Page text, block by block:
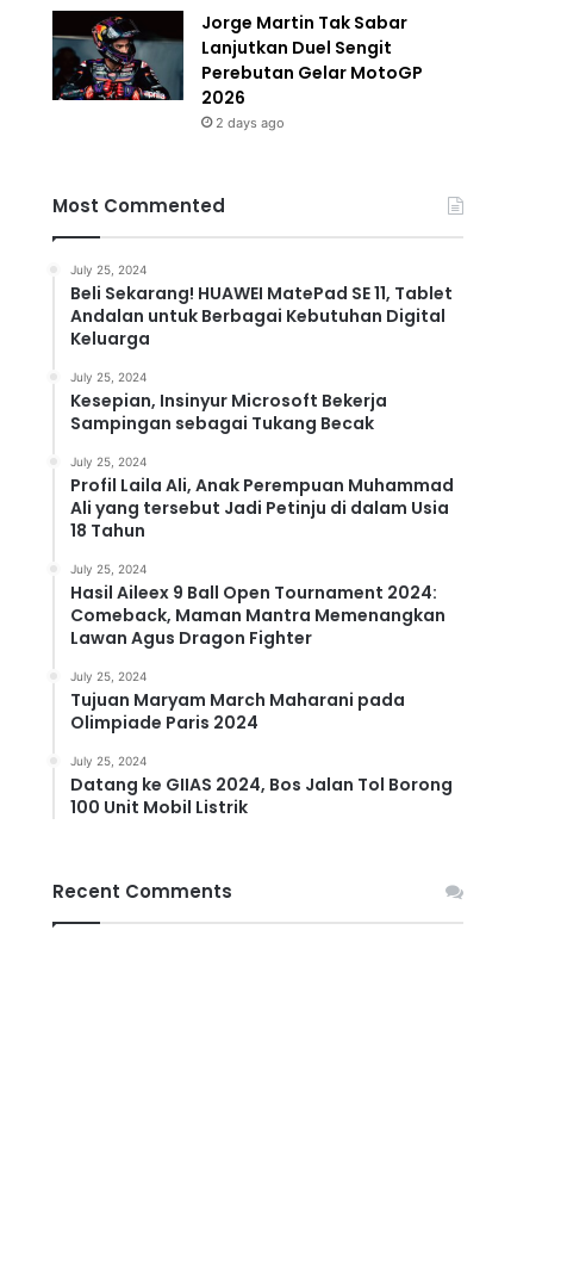
Jorge Martin Tak Sabar
Lanjutkan Duel Sengit
Perebutan Gelar MotoGP
2026
2 days ago
Most Commented
July 25, 2024
Beli Sekarang! HUAWEI MatePad SE 11, Tablet
Andalan untuk Berbagai Kebutuhan Digital
Keluarga
July 25, 2024
Kesepian, Insinyur Microsoft Bekerja
Sampingan sebagai Tukang Becak
July 25, 2024
Profil Laila Ali, Anak Perempuan Muhammad
Ali yang tersebut Jadi Petinju di dalam Usia
18 Tahun
July 25, 2024
Hasil Aileex 9 Ball Open Tournament 2024:
Comeback, Maman Mantra Memenangkan
Lawan Agus Dragon Fighter
July 25, 2024
Tujuan Maryam March Maharani pada
Olimpiade Paris 2024
July 25, 2024
Datang ke GIIAS 2024, Bos Jalan Tol Borong
100 Unit Mobil Listrik
Recent Comments